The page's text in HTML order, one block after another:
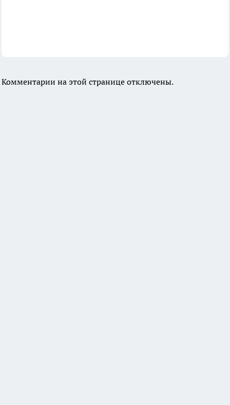
Комментарии на этой странице отключены.